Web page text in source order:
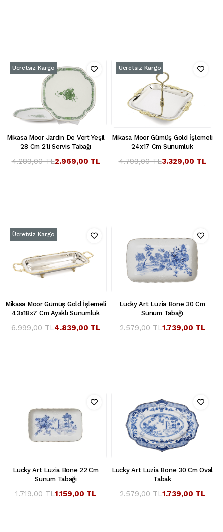
Mikasa Moor Jardin De Vert Yeşil
28 Cm 2'li Servis Tabağı
2.969,00 TL
4.289,00 TL
Ücretsiz Kargo
Mikasa Moor Gümüş Gold İşlemeli
24x17 Cm Sunumluk
3.329,00 TL
4.799,00 TL
Ücretsiz Kargo
Mikasa Moor Gümüş Gold İşlemeli
43x18x7 Cm Ayaklı Sunumluk
4.839,00 TL
6.999,00 TL
Ücretsiz Kargo
Lucky Art Luzia Bone 30 Cm
Sunum Tabağı
1.739,00 TL
2.579,00 TL
Lucky Art Luzia Bone 22 Cm
Sunum Tabağı
1.159,00 TL
1.719,00 TL
Lucky Art Luzia Bone 30 Cm Oval
Tabak
1.739,00 TL
2.579,00 TL